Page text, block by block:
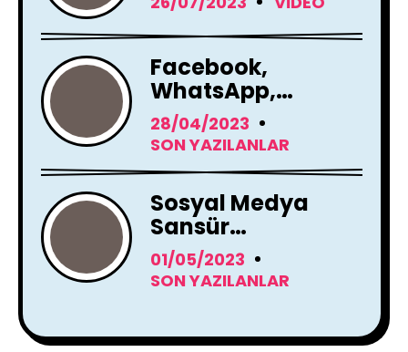
Facebook,
WhatsApp,
Instagram Yapay
Zeka Araçları
Kullanacak
28/04/2023
SON YAZILANLAR
Sosyal Medya
Sansür
Tartışmaları
01/05/2023
SON YAZILANLAR